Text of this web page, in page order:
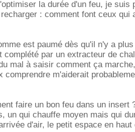
la durée d'un feu, je suis
: comment font ceux qui
est paumé dès qu'il n'y a
par un extracteur de
mal à saisir comment ça
comprendre m'aiderait
faire un bon feu dans un insert
un qui chauffe moyen mais qui
d'air, le petit espace en